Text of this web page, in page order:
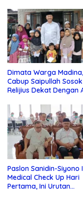
Dimata Warga Madina,
Cabup Saipullah Sosok
Relijius Dekat Dengan
Paslon Sanidin-Siyono
Medical Check Up Hari
Pertama, Ini Urutan